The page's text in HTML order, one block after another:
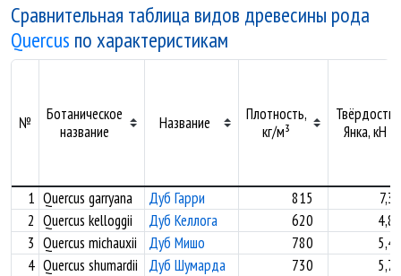
Сравнительная таблица видов древесины рода
Quercus по характеристикам
№
Ботаническое
название
Название
Плотность,
кг/м³
Твёрдость
Янка, кН
1 Quercus garryana Дуб Гарри 815
7,31
2 Quercus kelloggii Дуб Келлога 620
4,84
3 Quercus michauxii Дуб Мишо 780
5,46
4 Quercus shumardii Дуб Шумарда 730
5,75